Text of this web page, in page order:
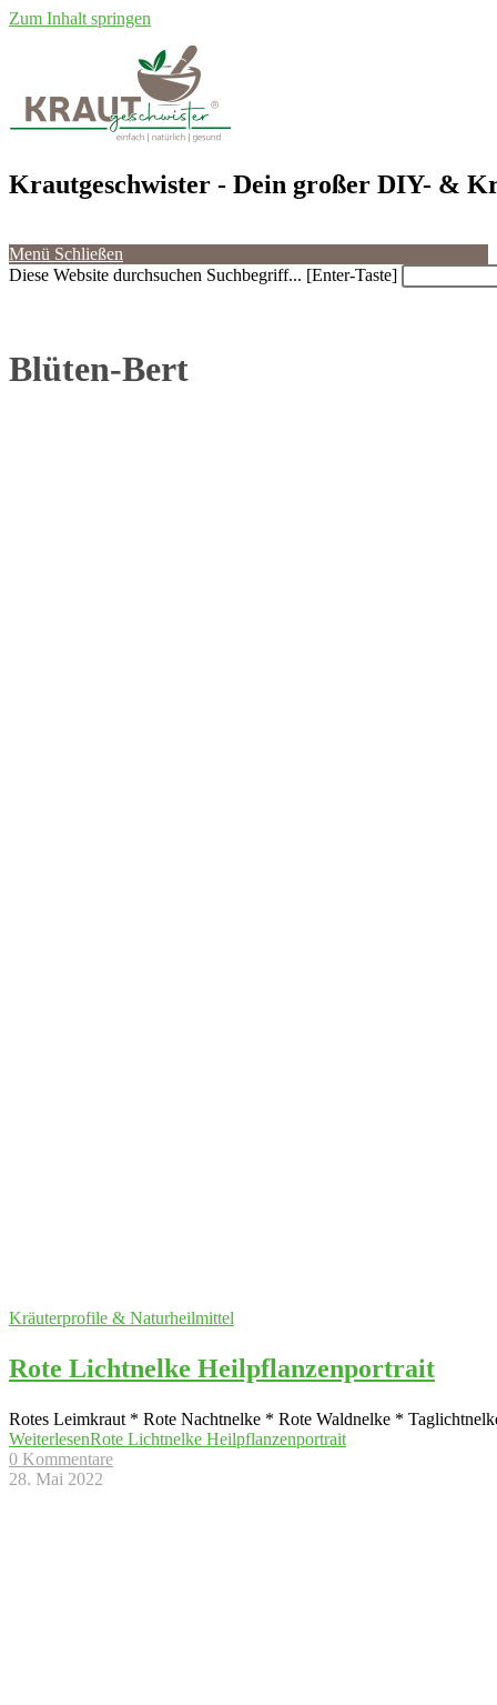
Zum Inhalt springen
Krautgeschwister - Dein großer DIY- &
Menü Schließen
Diese Website durchsuchen Suchbegriff... [Enter-Taste]
Blüten-Bert
Kräuterprofile & Naturheilmittel
Rote Lichtnelke Heilpflanzenportrait
Rotes Leimkraut * Rote Nachtnelke * Rote Waldnelke *
WeiterlesenRote Lichtnelke Heilpflanzenportrait
0 Kommentare
28. Mai 2022